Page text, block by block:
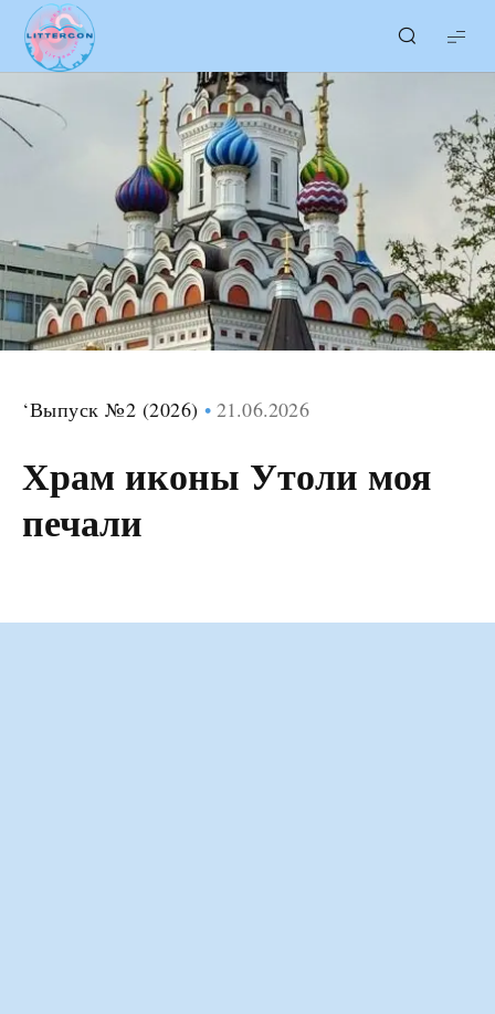
LITTERcon
‘Выпуск №2 (2026) 21.06.2026
Храм иконы Утоли моя
печали